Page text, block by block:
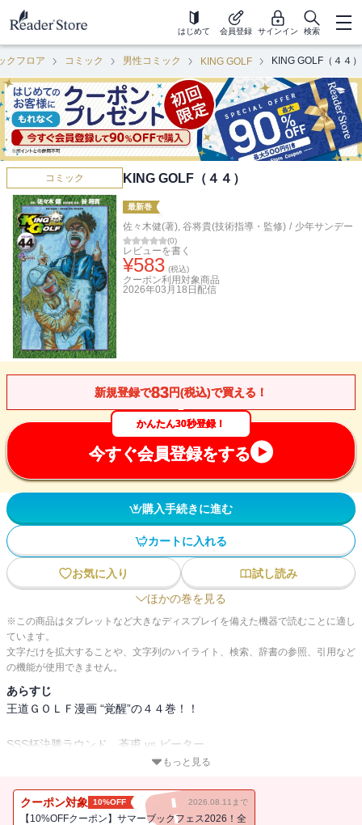
はじめて 会員登録 サインイン 検索
クフロア コミック 男性コミック KING GOLF KING GOLF（４４）
コミック KING GOLF（４４）
最新巻
佐々木健(著), 谷将貴(技術指導・監修) / 少年サンデー
(0)
レビューを書く
¥583 (税込)
クーポン利用対象商品
2026年03月18日 配信
新規登録で83円(税込)で買える！
かんたん30秒登録！
今すぐ会員登録をする
購入手続きに進む
カートに入れる
お気に入り
試し読み
ほかの巻を見る
※この商品はタブレットなど大きなディスプレイを備えた機器で読むことに適し
ています。
文字だけを拡大することや、文字列のハイライト、検索、辞書の参照、引用など
の機能が使用できません。
あらすじ
王道ＧＯＬＦ漫画 “覚醒”の４４巻！！
SSS杯決勝ラウンド、蒼甫 vs ピーター。
絶対王者ピーター・カッシングの覚醒。
人生で初めて“敗北”の2文字が頭をよぎる。
ノックアウト寸前、蒼甫が絞り出した答えは…！？
もっと見る
クーポン対象 10%OFF 2026.08.11まで
【10%OFFクーポン】サマーブックフェス2026！全